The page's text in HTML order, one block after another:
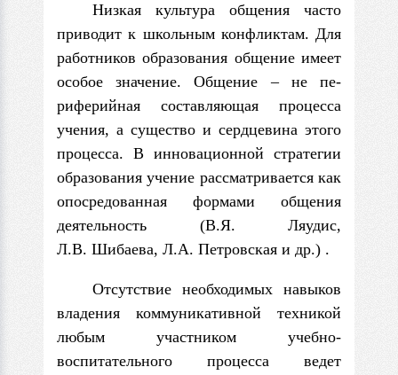
Низкая культура общения часто
приводит к школьным конфликтам. Для
работников образования общение имеет
особое значение. Общение – не пе­
риферийная составляющая процесса
учения, а существо и сердцевина этого
процесса. В инновационной стратегии
образования учение рассматривается как
опосредованная формами общения
деятельность (В.Я. Ляудис,
Л.В. Шибаева, Л.А. Петровская и др.) .
Отсутствие необходимых навыков
владения коммуникативной техникой
любым участником учебно-
воспитательного процесса ведет